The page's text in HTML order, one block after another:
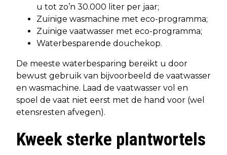
u tot zo’n 30.000 liter per jaar;
Zuinige wasmachine met eco-programma;
Zuinige vaatwasser met eco-programma;
Waterbesparende douchekop.
De meeste waterbesparing bereikt u door
bewust gebruik van bijvoorbeeld de vaatwasser
en wasmachine. Laad de vaatwasser vol en
spoel de vaat niet eerst met de hand voor (wel
etensresten afvegen).
Kweek sterke plantwortels